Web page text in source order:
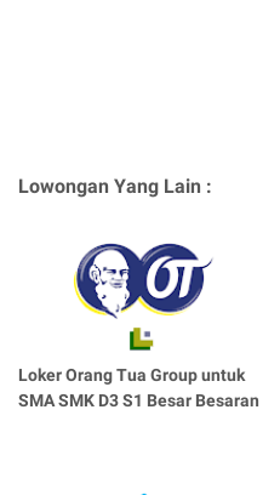
Lowongan Yang Lain :
Loker Orang Tua Group untuk
SMA SMK D3 S1 Besar Besaran